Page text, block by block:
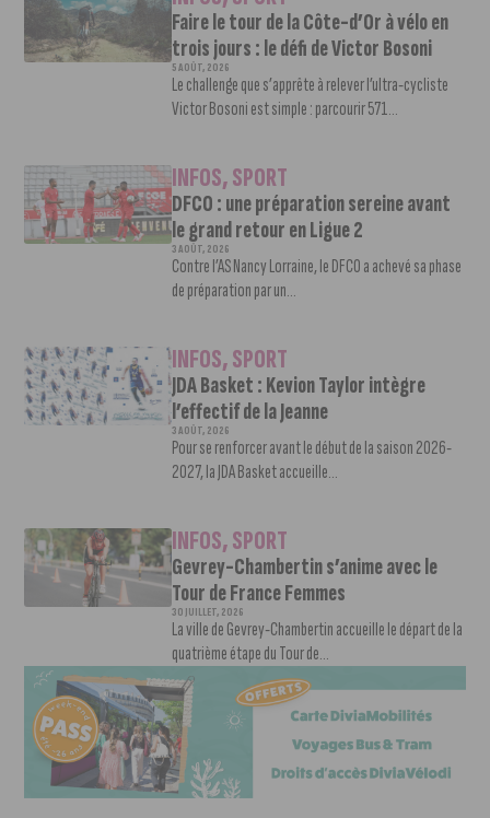
Faire le tour de la Côte-d’Or à vélo en
trois jours : le défi de Victor Bosoni
5 AOÛT, 2026
Le challenge que s’apprête à relever l’ultra-cycliste
Victor Bosoni est simple : parcourir 571...
INFOS,SPORT
DFCO : une préparation sereine avant
le grand retour en Ligue 2
3 AOÛT, 2026
Contre l’AS Nancy Lorraine, le DFCO a achevé sa phase
de préparation par un...
INFOS,SPORT
JDA Basket : Kevion Taylor intègre
l’effectif de la Jeanne
3 AOÛT, 2026
Pour se renforcer avant le début de la saison 2026-
2027, la JDA Basket accueille...
INFOS,SPORT
Gevrey-Chambertin s’anime avec le
Tour de France Femmes
30 JUILLET, 2026
La ville de Gevrey-Chambertin accueille le départ de la
quatrième étape du Tour de...